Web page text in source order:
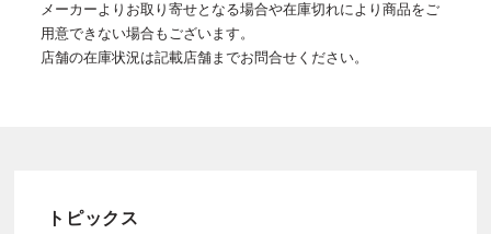
メーカーよりお取り寄せとなる場合や在庫切れにより商品をご
用意できない場合もございます。
店舗の在庫状況は記載店舗までお問合せください。
トピックス